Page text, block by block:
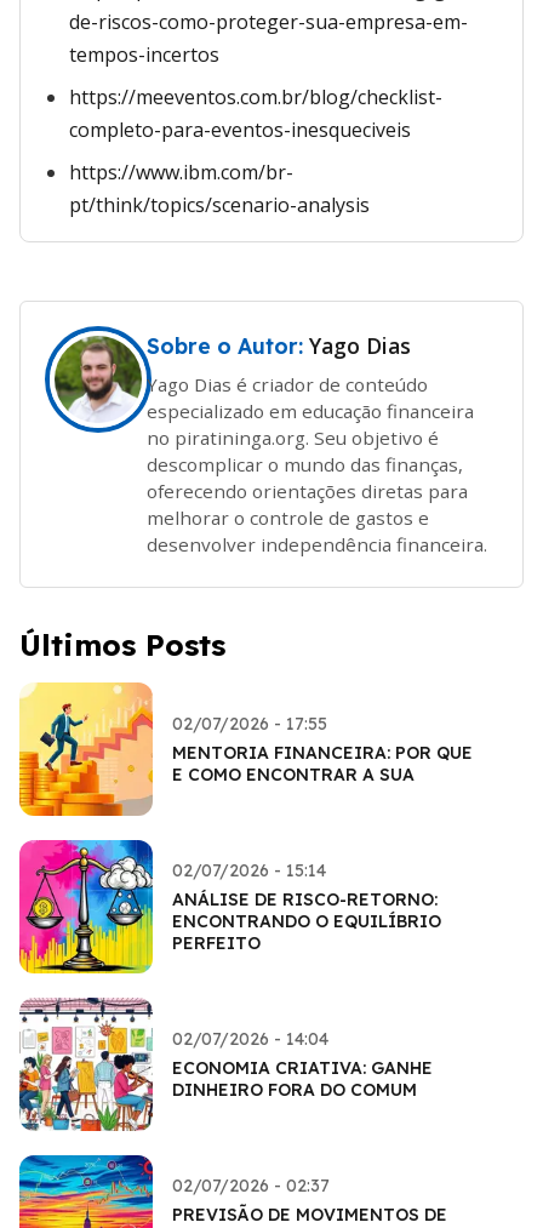
de-riscos-como-proteger-sua-empresa-em-
tempos-incertos
https://meeventos.com.br/blog/checklist-
completo-para-eventos-inesqueciveis
https://www.ibm.com/br-
pt/think/topics/scenario-analysis
Sobre o Autor: Yago Dias
Yago Dias é criador de conteúdo
especializado em educação financeira
no piratininga.org. Seu objetivo é
descomplicar o mundo das finanças,
oferecendo orientações diretas para
melhorar o controle de gastos e
desenvolver independência financeira.
Últimos Posts
02/07/2026 - 17:55
MENTORIA FINANCEIRA: POR QUE
E COMO ENCONTRAR A SUA
02/07/2026 - 15:14
ANÁLISE DE RISCO-RETORNO:
ENCONTRANDO O EQUILÍBRIO
PERFEITO
02/07/2026 - 14:04
ECONOMIA CRIATIVA: GANHE
DINHEIRO FORA DO COMUM
02/07/2026 - 02:37
PREVISÃO DE MOVIMENTOS DE